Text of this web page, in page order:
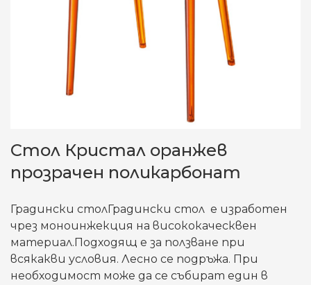
Стол Кристал оранжев
прозрачен поликарбонат
Градински столГрадински стол е изработен
чрез моноинжекция на висококаческвен
материал.Подходящ е за ползване при
всякакви условия. Лесно се подръжа. При
необходимост може да се събират един в